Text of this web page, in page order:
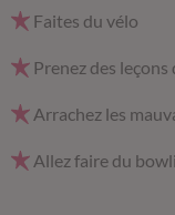
Faites du vélo
Prenez des leçons
Arrachez les
Allez faire du